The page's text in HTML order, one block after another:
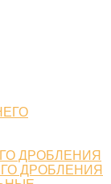
ДРОБЛЕНИЯ
ДРОБЛЕНИЯ